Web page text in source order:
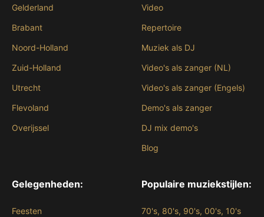
Gelderland
Brabant
Noord-Holland
Zuid-Holland
Utrecht
Flevoland
Overijssel
Video
Repertoire
Muziek als DJ
Video's als zanger (NL)
Video's als zanger (Engels)
Demo's als zanger
DJ mix demo's
Blog
Gelegenheden:
Feesten
Populaire muziekstijlen:
70's, 80's, 90's, 00's, 10's